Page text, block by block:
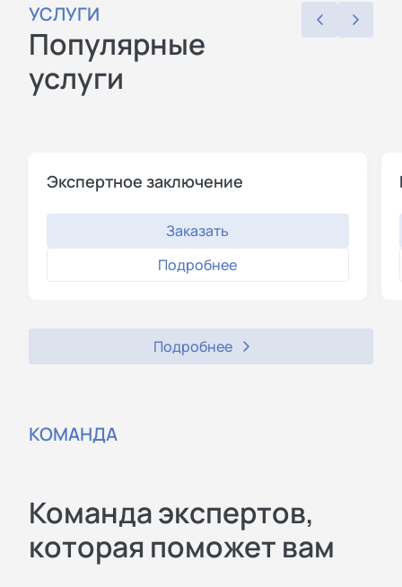
УСЛУГИ
Популярные
услуги
Экспертное заключение
Заказать
Подробнее
Подробнее
КОМАНДА
Команда экспертов,
которая поможет вам